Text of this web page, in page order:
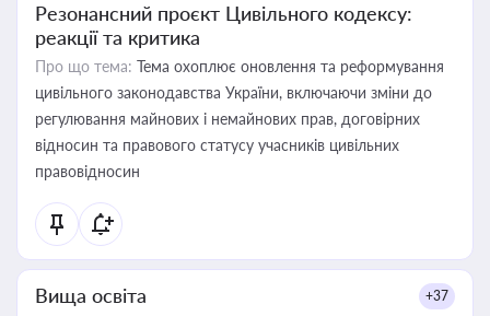
Резонансний проєкт Цивільного кодексу:
реакції та критика
Про що тема: Тема охоплює оновлення та реформування
цивільного законодавства України, включаючи зміни до
регулювання майнових і немайнових прав, договірних
відносин та правового статусу учасників цивільних
правовідносин
Вища освіта +37